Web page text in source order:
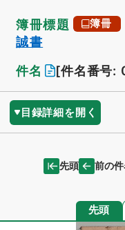
簿冊標題 簿冊
誠書
件名
[件名番号:
目録詳細を開く
先頭 前の件
先頭